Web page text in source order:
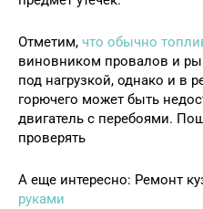
Отметим, что обычно
виновником провалов и
под нагрузкой, однако и в
горючего может быть
двигатель с перебоями.
проверять
А еще интересно: Ремонт
руками